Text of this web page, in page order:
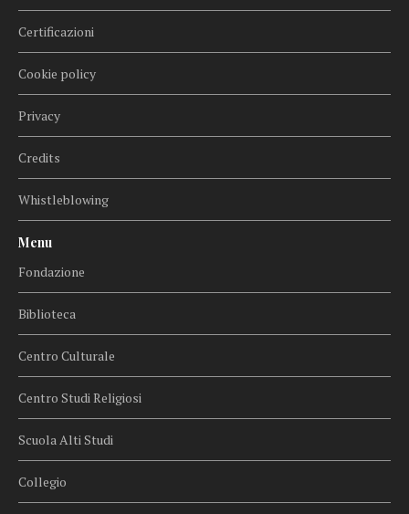
Certificazioni
Cookie policy
Privacy
Credits
Whistleblowing
Menu
Fondazione
Biblioteca
Centro Culturale
Centro Studi Religiosi
Scuola Alti Studi
Collegio